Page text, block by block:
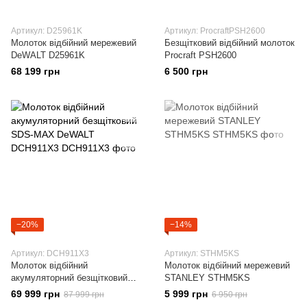
Артикул: D25961K
Молоток відбійний мережевий
DeWALT D25961K
68 199 грн
Артикул: ProcraftPSH2600
Безщітковий відбійний молоток
Procraft PSH2600
6 500 грн
−20%
Артикул: DCH911X3
Молоток відбійний
акумуляторний безщітковий
SDS-MAX DeWALT DCH911X3
69 999 грн 87 999 грн
−14%
Артикул: STHM5KS
Молоток відбійний мережевий
STANLEY STHM5KS
5 999 грн 6 950 грн